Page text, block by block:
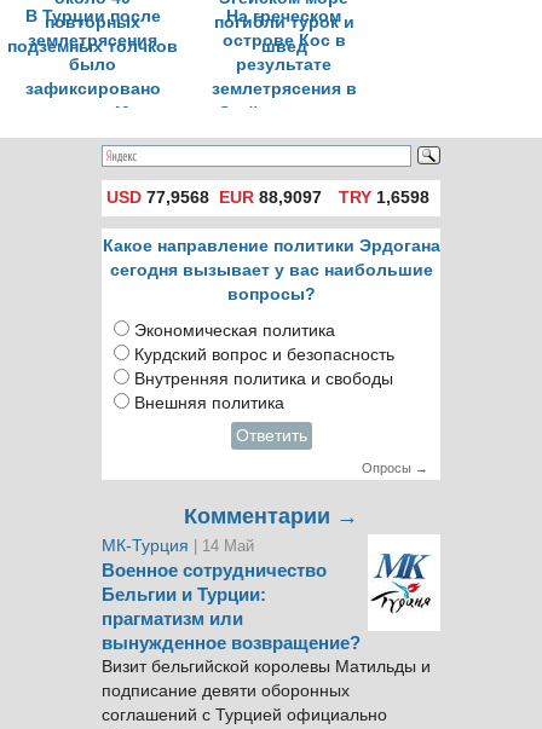
В Турции после
землетрясения
было
зафиксировано
около 40
повторных
подземных толчков
На греческом
острове Кос в
результате
землетрясения в
Эгейском море
погибли турок и
швед
USD 77,9568 EUR 88,9097 TRY1,6598
Какое направление политики Эрдогана
сегодня вызывает у вас наибольшие
вопросы?
Экономическая политика
Курдский вопрос и безопасность
Внутренняя политика и свободы
Внешняя политика
Ответить
Опросы →
Комментарии →
МК-Турция | 14 Май
Военное сотрудничество
Бельгии и Турции:
прагматизм или
вынужденное возвращение?
Визит бельгийской королевы Матильды и
подписание девяти оборонных
соглашений с Турцией официально